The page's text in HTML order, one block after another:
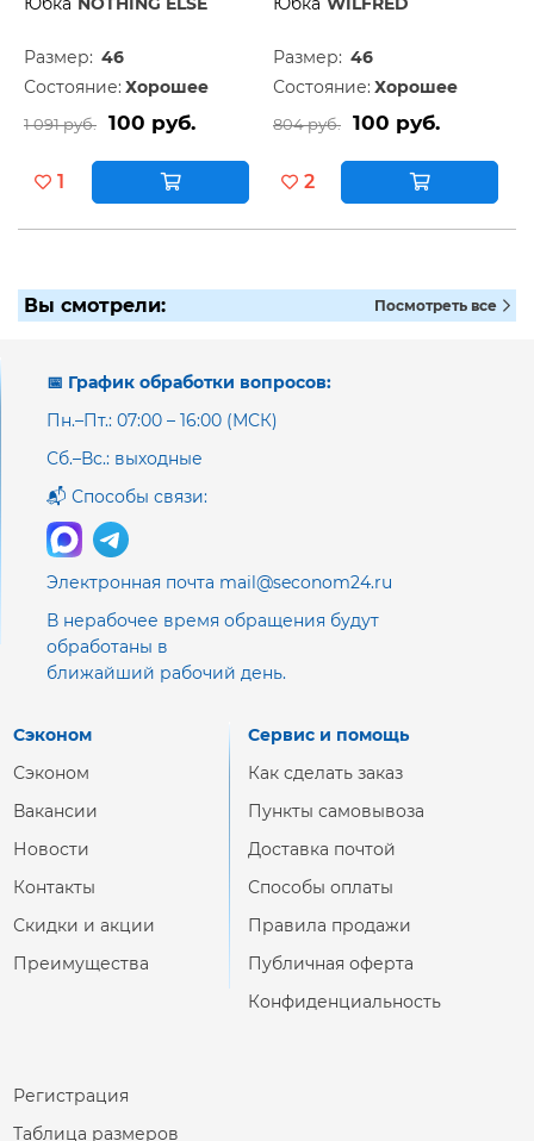
Размер: 46
Состояние: Хорошее
1 091 руб. 100 руб.
1
Размер: 46
Состояние: Хорошее
804 руб. 100 руб.
2
Вы смотрели: Посмотреть все
📅 График обработки вопросов:
Пн.–Пт.: 07:00 – 16:00 (МСК)
Сб.–Вс.: выходные
📬 Способы связи:
Электронная почта mail@seconom24.ru
В нерабочее время обращения будут
обработаны в
ближайший рабочий день.
Сэконом
Сэконом
Вакансии
Новости
Контакты
Скидки и акции
Преимущества
Сервис и помощь
Как сделать заказ
Пункты самовывоза
Доставка почтой
Способы оплаты
Правила продажи
Публичная оферта
Конфиденциальность
Регистрация
Таблица размеров